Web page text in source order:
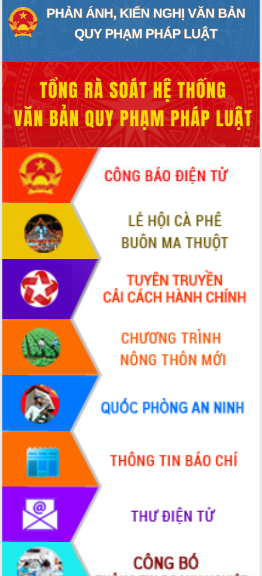
Chuyển đổi số 'mở đường' cho nông
nghiệp Đắk Lắk tăng trưởng bứt phá
Triển khai đồng bộ đo đạc, lập hồ sơ
địa chính, hoàn thiện cơ sở dữ liệu đất
Ứng dụng sinh trắc học - Bước tiến
trong hành trình chuyển đổi số tại Đắk
Lắk
Đắk Lắk nâng cao hiệu quả công tác
Đảng từ Sổ tay đảng viên điện tử
Đắk Lắk đẩy mạnh nuôi biển công
nghệ, hướng tới phát triển thủy sản
bền vững
Tập huấn nâng cao năng lực triển khai
chuyển đổi số cho cán bộ, công chức
cấp xã
Đắk Lắk phát động hưởng ứng Ngày
Quyền của người tiêu dùng Việt Nam
2026
Đẩy mạnh cải cách hành chính, quyết
tâm đạt được mục tiêu tăng trưởng
hai con số trong năm 2026
Tổ chức trang trọng Lễ hội Đền thờ
Lương Văn Chánh năm 2026
Phó Bí thư Tỉnh ủy Đắk Lắk Đỗ Hữu
Huy giữ chức Bí thư Đảng ủy Ủy Ban
Nhân dân tỉnh
Bệnh án điện tử thúc đẩy chuyển đổi
số y tế tại Đắk Lắk
Chuyển đổi số thư viện: Mở rộng
không gian tri thức trong thời đại số
Đánh giá, rút kinh nghiệm công tác tổ
chức diễn tập trước ngày bầu cử
Chương trình “Gặp gỡ hữu nghị –
Friendship Meeting New Year 2026”
Bầu cử Quốc hội và HĐND: Cử tri Đắk
Lắk gửi gắm niềm tin, kỳ vọng vào lá
phiếu
Đắk Lắk sẵn sàng các điều kiện cho
Ngày hội bầu cử đại biểu Quốc hội
khóa XVI và HĐND các cấp nhiệm kỳ
2026-2031
Đảm bảo cuộc bầu cử đại biểu Quốc
hội và đại biểu HĐND các cấp diễn ra
an toàn, hiệu quả, đúng quy định